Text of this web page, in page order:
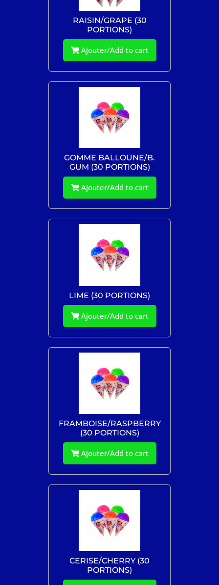
RAISIN/GRAPE (30
PORTIONS)
Ajouter/Add to cart
GOMME BALLOUNE/B.
GUM (30 PORTIONS)
Ajouter/Add to cart
LIME (30 PORTIONS)
Ajouter/Add to cart
FRAMBOISE/RASPBERRY
(30 PORTIONS)
Ajouter/Add to cart
CERISE/CHERRY (30
PORTIONS)